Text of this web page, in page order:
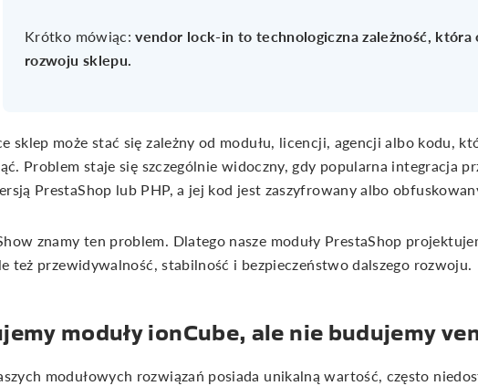
Krótko mówiąc:vendor lock-in to technologiczna zależność, która
rozwoju sklepu.
sklep może stać się zależny od modułu, licencji, agencji albo kodu,
Problem staje się szczególnie widoczny, gdy popularna integracja
PrestaShop lub PHP, a jej kod jest zaszyfrowany albo
znamy ten problem. Dlatego nasze moduły PrestaShop
też przewidywalność, stabilność i bezpieczeństwo dalszego rozwoju.
moduły ionCube, ale nie budujemy
modułowych rozwiązań posiada unikalną wartość, często